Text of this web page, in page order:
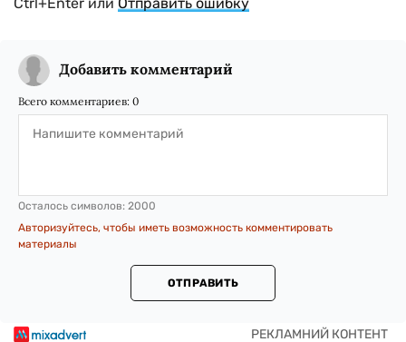
Добавить комментарий
Всего комментариев: 0
Осталось символов: 2000
Авторизуйтесь, чтобы иметь возможность комментировать
материалы
ОТПРАВИТЬ